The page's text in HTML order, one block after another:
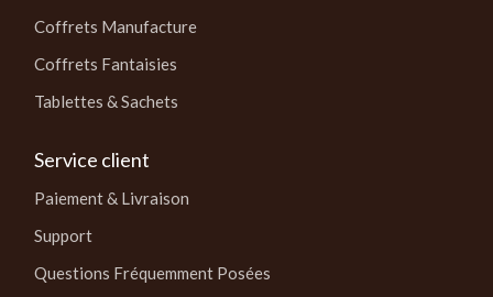
Coffrets Manufacture
Coffrets Fantaisies
Tablettes & Sachets
Service client
Paiement & Livraison
Support
Questions Fréquemment Posées